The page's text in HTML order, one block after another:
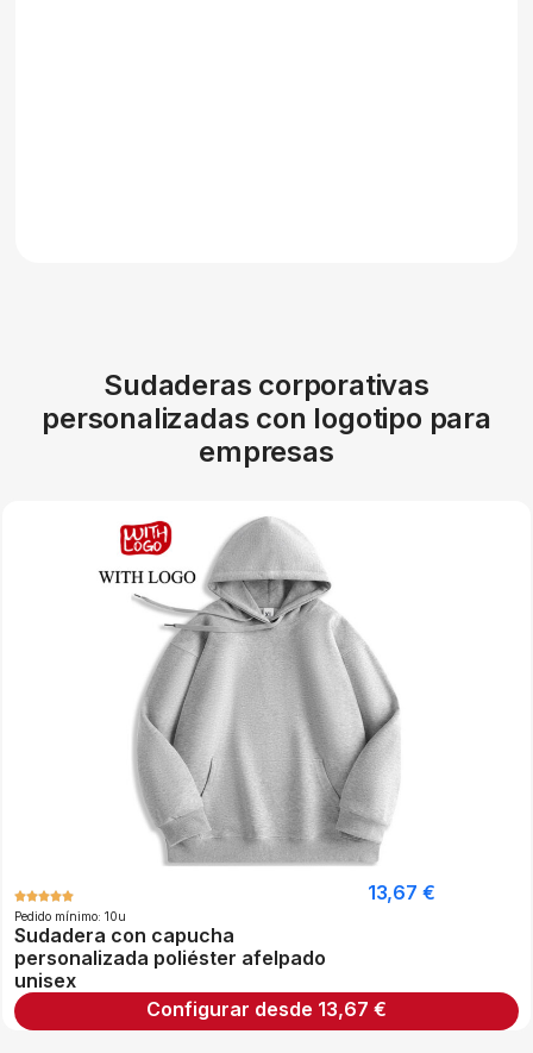
Sudaderas corporativas
personalizadas con logotipo para
empresas
Pedido mínimo: 10u
Sudadera con capucha
personalizada poliéster afelpado
unisex
13,67 €
Configurar desde 13,67 €